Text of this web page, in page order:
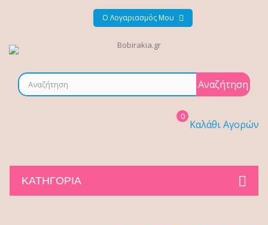
Ο Λογαριασμός Μου
Αναζήτηση
Καλάθι Αγορών
0
ΚΑΤΗΓΟΡΊΑ